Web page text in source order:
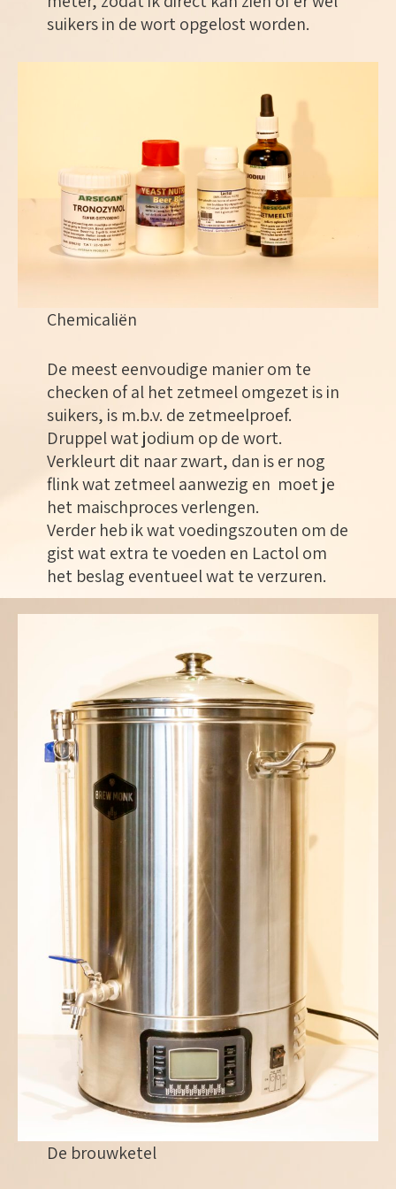
suikers in de wort opgelost worden.
Chemicaliën
De meest eenvoudige manier om te
checken of al het zetmeel omgezet is in
suikers, is m.b.v. de zetmeelproef.
Druppel wat jodium op de wort.
Verkleurt dit naar zwart, dan is er nog
flink wat zetmeel aanwezig en moet je
het maischproces verlengen.
Verder heb ik wat voedingszouten om de
gist wat extra te voeden en Lactol om
het beslag eventueel wat te verzuren.
De brouwketel